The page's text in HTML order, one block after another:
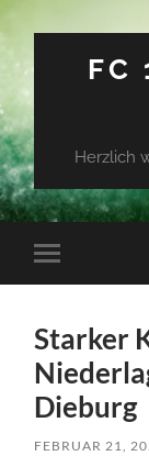
FC
Herzlich
Mobile-
Menü
Starker
Dieburg
FEBRUAR 21,